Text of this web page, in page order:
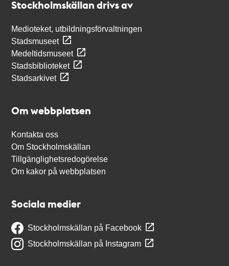
Stockholmskällan drivs av
Medioteket, utbildningsförvaltningen
Stadsmuseet
Medeltidsmuseet
Stadsbiblioteket
Stadsarkivet
Om webbplatsen
Kontakta oss
Om Stockholmskällan
Tillgänglighetsredogörelse
Om kakor på webbplatsen
Sociala medier
Stockholmskällan på Facebook
Stockholmskällan på Instagram